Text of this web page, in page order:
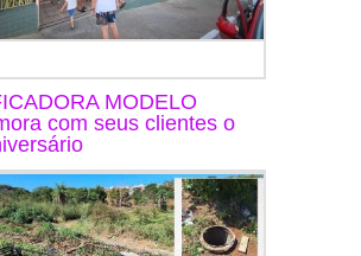
MODELO
com seus clientes o